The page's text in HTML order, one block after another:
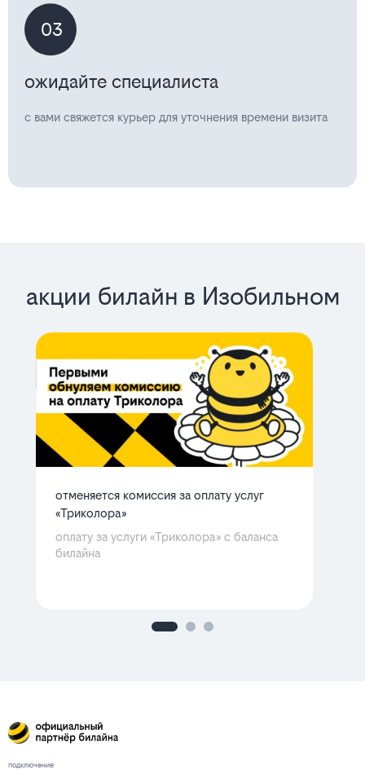
03
ожидайте специалиста
с вами свяжется курьер для уточнения времени визита
акции билайн в Изобильном
отменяется комиссия за оплату услуг
«Триколора»
оплату за услуги «Триколора» с баланса
билайна
подключение